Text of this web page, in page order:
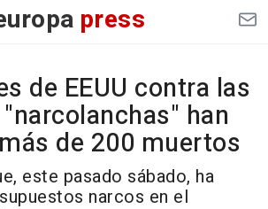
press
de EEUU contra las
han
de 200 muertos
este pasado sábado, ha
narcos en el